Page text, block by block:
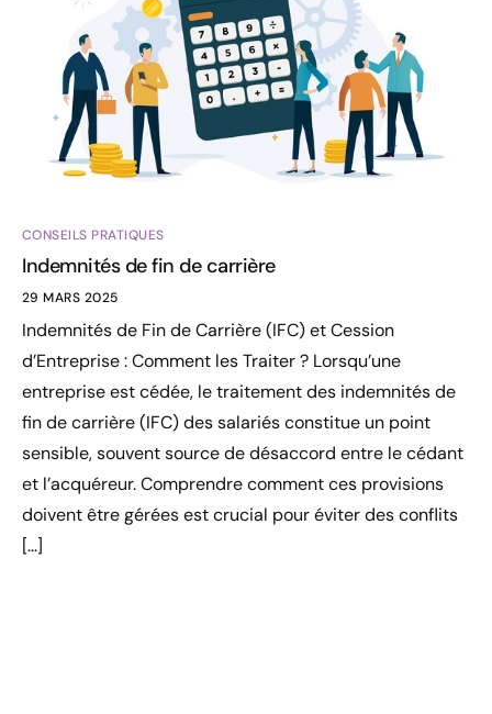
CONSEILS PRATIQUES
Indemnités de fin de carrière
29 MARS 2025
Indemnités de Fin de Carrière (IFC) et Cession
d’Entreprise : Comment les Traiter ? Lorsqu’une
entreprise est cédée, le traitement des indemnités de
fin de carrière (IFC) des salariés constitue un point
sensible, souvent source de désaccord entre le cédant
et l’acquéreur. Comprendre comment ces provisions
doivent être gérées est crucial pour éviter des conflits
[…]